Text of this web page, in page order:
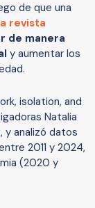
de que una
revista
de manera
y aumentar los
isolation, and
Natalia
y analizó datos
2011 y 2024,
(2020 y